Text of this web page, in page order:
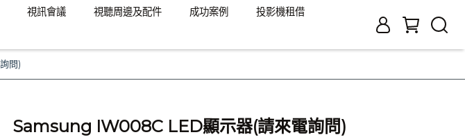
視訊會議 視聽周邊及配件 成功案例
投影機租借
問)
Samsung IW008C LED顯示器(請來電詢問)